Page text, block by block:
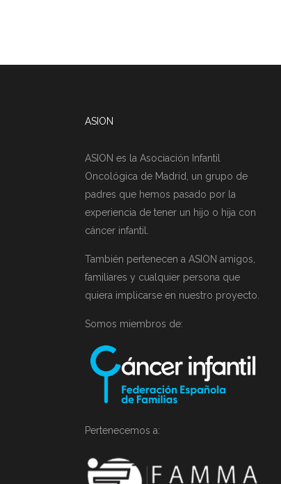
ASION
ASION es la Asociación Infantil
Oncológica de Madrid, un grupo de
padres que hemos pasado por la
experiencia de tener un hijo o hija con
cáncer infantil.
También pertenecen a ASION amigos,
familiares y cualquier persona que
quiera implicarse en nuestro proyecto.
Somos miembros de:
Pertenecemos a: